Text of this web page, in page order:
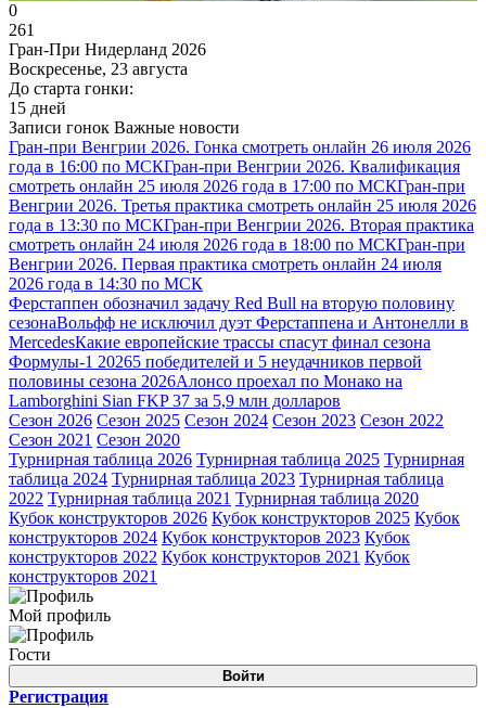
0
261
Гран-При Нидерланд 2026
Воскресенье, 23 августа
До старта гонки:
15 дней
Записи гонок Важные новости
Гран-при Венгрии 2026. Гонка смотреть онлайн 26 июля 2026
года в 16:00 по МСКГран-при Венгрии 2026. Квалификация
смотреть онлайн 25 июля 2026 года в 17:00 по МСКГран-при
Венгрии 2026. Третья практика смотреть онлайн 25 июля 2026
года в 13:30 по МСКГран-при Венгрии 2026. Вторая практика
смотреть онлайн 24 июля 2026 года в 18:00 по МСКГран-при
Венгрии 2026. Первая практика смотреть онлайн 24 июля
2026 года в 14:30 по МСК
Ферстаппен обозначил задачу Red Bull на вторую половину
сезонаВольфф не исключил дуэт Ферстаппена и Антонелли в
MercedesКакие европейские трассы спасут финал сезона
Формулы-1 20265 победителей и 5 неудачников первой
половины сезона 2026Алонсо проехал по Монако на
Lamborghini Sian FKP 37 за 5,9 млн долларов
Сезон 2026 Сезон 2025 Сезон 2024 Сезон 2023 Сезон 2022
Сезон 2021 Сезон 2020
Турнирная таблица 2026 Турнирная таблица 2025 Турнирная
таблица 2024 Турнирная таблица 2023 Турнирная таблица
2022 Турнирная таблица 2021 Турнирная таблица 2020
Кубок конструкторов 2026 Кубок конструкторов 2025 Кубок
конструкторов 2024 Кубок конструкторов 2023 Кубок
конструкторов 2022 Кубок конструкторов 2021 Кубок
конструкторов 2021
Мой профиль
Гости
Войти
Регистрация